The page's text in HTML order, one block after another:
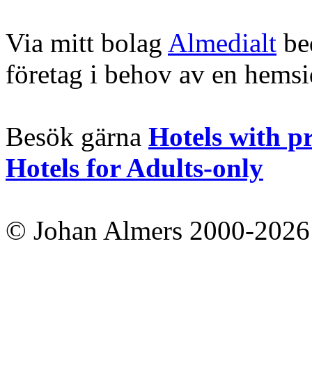
Via mitt bolag Almedialt
företag i behov av en
Besök gärna Hotels with
Hotels for Adults-only
© Johan Almers 2000-2026